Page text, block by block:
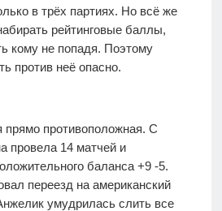
в трёх партиях. Но всё же
рейтинговые баллы,
кому не попадя. Поэтому
против неё опасно.
прямо противоположная. С
провела 14 матчей и
баланса +9 -5.
переезд на американский
умудрилась слить все